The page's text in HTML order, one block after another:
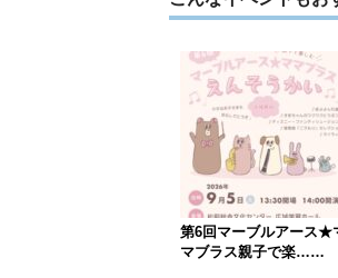
第6回マーブルアース★
マブラス親子で楽……